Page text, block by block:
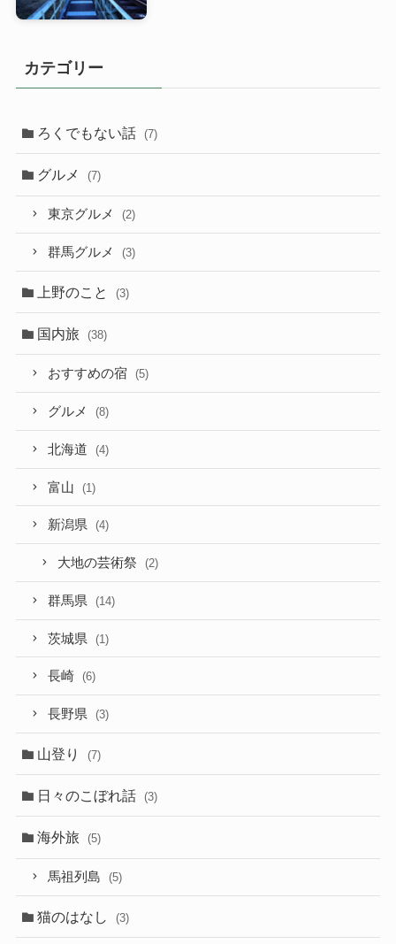
カテゴリー
ろくでもない話 (7)
グルメ (7)
東京グルメ (2)
群馬グルメ (3)
上野のこと (3)
国内旅 (38)
おすすめの宿 (5)
グルメ (8)
北海道 (4)
富山 (1)
新潟県 (4)
大地の芸術祭 (2)
群馬県 (14)
茨城県 (1)
長崎 (6)
長野県 (3)
山登り (7)
日々のこぼれ話 (3)
海外旅 (5)
馬祖列島 (5)
猫のはなし (3)